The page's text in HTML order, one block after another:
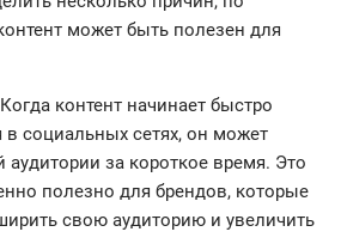
может быть полезен для
контент начинает быстро
в социальных сетях, он может
аудитории за короткое время. Это
полезно для брендов, которые
свою аудиторию и увеличить